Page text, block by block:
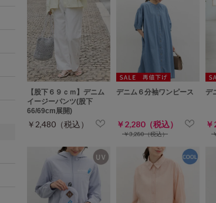
【股下６９ｃｍ】デニム
イージーパンツ(股下
66/69cm展開)
￥2,480（税込）
デニム６分袖ワンピース
￥2,280（税込）
￥3,280（税込）
デ